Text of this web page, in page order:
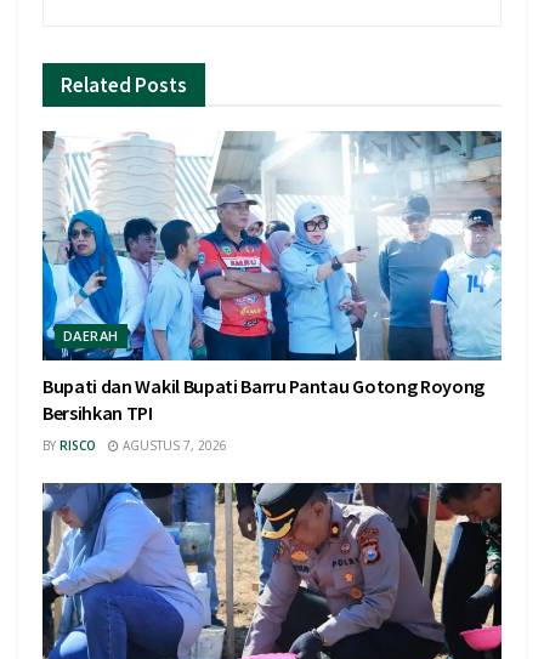
Related Posts
DAERAH
Bupati dan Wakil Bupati Barru Pantau Gotong Royong
Bersihkan TPI
BY RISCO AGUSTUS 7, 2026